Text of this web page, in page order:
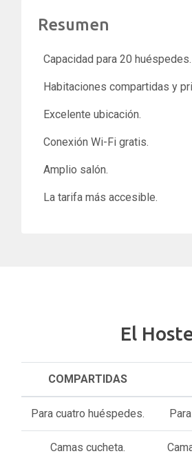
Resumen
Capacidad para 20 huéspedes.
Habitaciones compartidas y
Excelente ubicación.
Conexión Wi-Fi gratis.
Amplio salón.
La tarifa más accesible.
El
COMPARTIDAS
Para cuatro huéspedes.
Camas cucheta.